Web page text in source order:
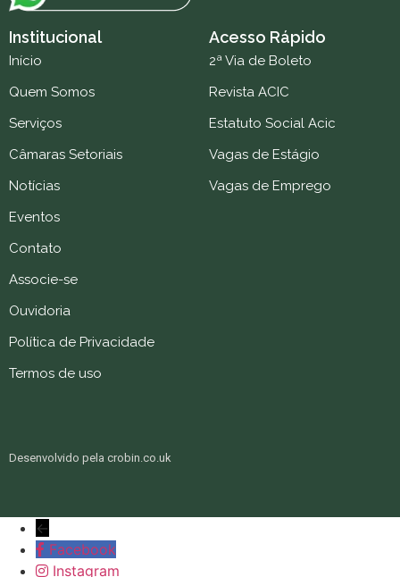
Institucional
Início
Quem Somos
Serviços
Câmaras Setoriais
Notícias
Eventos
Contato
Associe-se
Ouvidoria
Política de Privacidade
Termos de uso
Acesso Rápido
2ª Via de Boleto
Revista ACIC
Estatuto Social Acic
Vagas de Estágio
Vagas de Emprego
Desenvolvido pela crobin.co.uk
←
Facebook
Instagram